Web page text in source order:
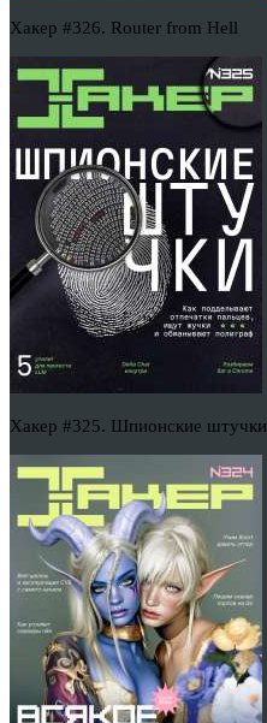
Хакер #326. Router from Hell
Хакер #325. Шпионские штучки